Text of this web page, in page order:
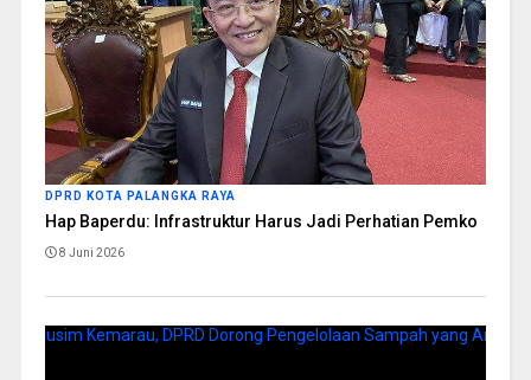
DPRD KOTA PALANGKA RAYA
Hap Baperdu: Infrastruktur Harus Jadi Perhatian Pemko
8 Juni 2026